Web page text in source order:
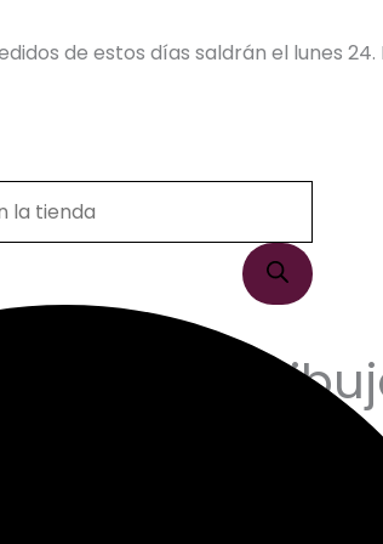
de estos días saldrán el lunes
Aprende A